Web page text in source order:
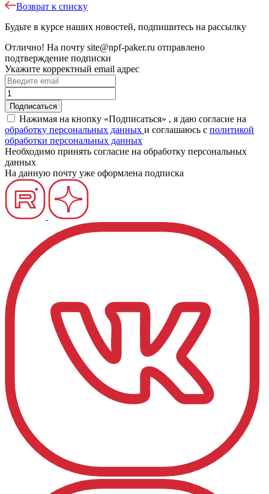
Возврат к списку
Будьте в курсе наших новостей, подпишитесь на рассылку
Отлично! На почту site@npf-paker.ru отправлено
подтверждение подписки
Укажите корректный email адрес
Нажимая на кнопку «Подписаться» , я даю согласие на
обработку персональных данных и соглашаюсь c политикой
обработки персональных данных
Необходимо принять согласие на обработку персональных
данных
На данную почту уже оформлена подписка